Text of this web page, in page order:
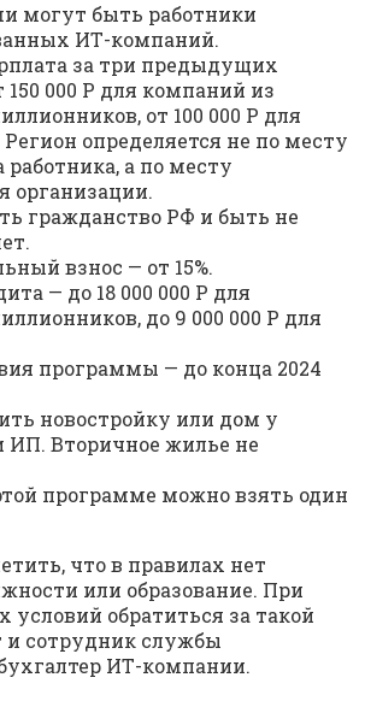
могут быть работники
ИТ-компаний.
за три предыдущих
150 000 Р для компаний из
от 100 000 Р для
определяется не по месту
работника, а по месту
организации.
гражданство РФ и быть не
взнос — от 15%.
— до 18 000 000 Р для
до 9 000 000 Р для
программы — до конца 2024
новостройку или дом у
ИП. Вторичное жилье не
программе можно взять один
что в правилах нет
или образование. При
условий обратиться за такой
и сотрудник службы
ИТ-компании.